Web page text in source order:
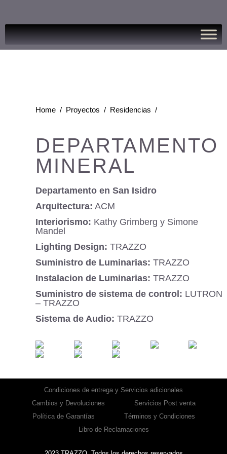
Home / Proyectos / Residencias /
DEPARTAMENTO
MINERAL
Departamento en San Isidro
Arquitectura: ACM
Interiorismo: Kathy Grimberg y Simone
Mandel
Lighting Design: TRAZZO
Suministro de Luminarias: TRAZZO
Instalacion de Luminarias: TRAZZO
Suministro de sistema de control: LUTRON
– TRAZZO
Sistema de Audio: TRAZZO
Condiciones de entrega y Servicios adicionales
Cambios y Devoluciones
Servicios Post venta
Política de Garantías
Términos y Condiciones
Libro de Reclamaciones